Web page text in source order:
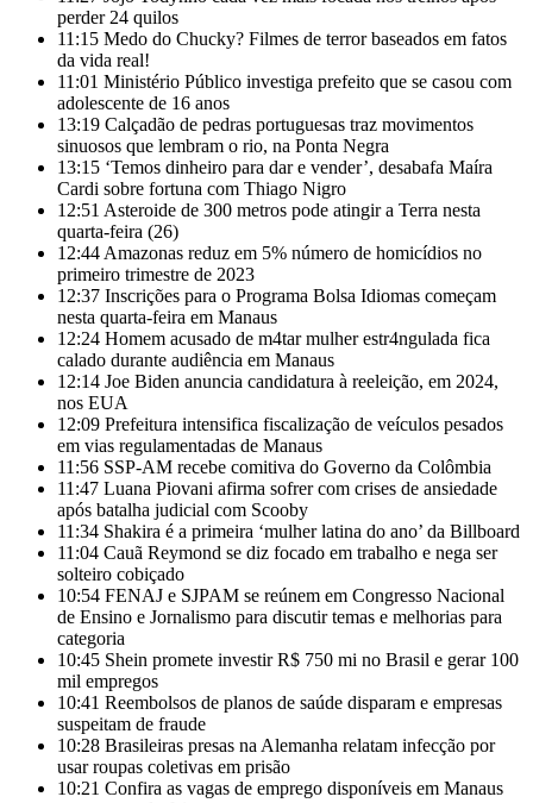
perder 24 quilos
11:15 Medo do Chucky? Filmes de terror baseados em fatos
da vida real!
11:01 Ministério Público investiga prefeito que se casou com
adolescente de 16 anos
13:19 Calçadão de pedras portuguesas traz movimentos
sinuosos que lembram o rio, na Ponta Negra
13:15 ‘Temos dinheiro para dar e vender’, desabafa Maíra
Cardi sobre fortuna com Thiago Nigro
12:51 Asteroide de 300 metros pode atingir a Terra nesta
quarta-feira (26)
12:44 Amazonas reduz em 5% número de homicídios no
primeiro trimestre de 2023
12:37 Inscrições para o Programa Bolsa Idiomas começam
nesta quarta-feira em Manaus
12:24 Homem acusado de m4tar mulher estr4ngulada fica
calado durante audiência em Manaus
12:14 Joe Biden anuncia candidatura à reeleição, em 2024,
nos EUA
12:09 Prefeitura intensifica fiscalização de veículos pesados
em vias regulamentadas de Manaus
11:56 SSP-AM recebe comitiva do Governo da Colômbia
11:47 Luana Piovani afirma sofrer com crises de ansiedade
após batalha judicial com Scooby
11:34 Shakira é a primeira ‘mulher latina do ano’ da Billboard
11:04 Cauã Reymond se diz focado em trabalho e nega ser
solteiro cobiçado
10:54 FENAJ e SJPAM se reúnem em Congresso Nacional
de Ensino e Jornalismo para discutir temas e melhorias para
categoria
10:45 Shein promete investir R$ 750 mi no Brasil e gerar 100
mil empregos
10:41 Reembolsos de planos de saúde disparam e empresas
suspeitam de fraude
10:28 Brasileiras presas na Alemanha relatam infecção por
usar roupas coletivas em prisão
10:21 Confira as vagas de emprego disponíveis em Manaus